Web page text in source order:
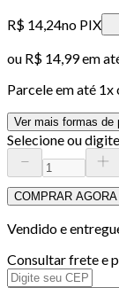
R$ 14,24no PIX
ou R$ 14,99em
Parcele em até 1x
Ver mais formas de
Selecione ou
COMPRAR AGORA
Vendido e
Consultar frete e